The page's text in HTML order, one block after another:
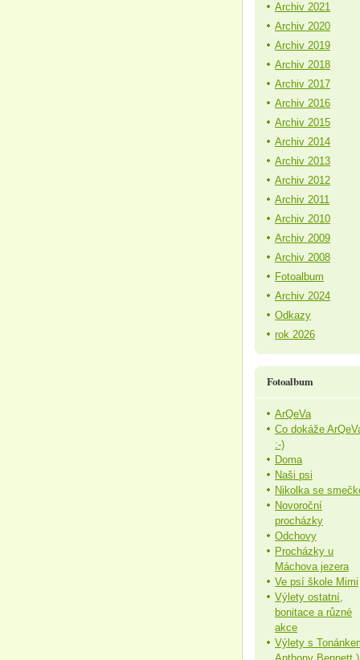
Archiv 2021
Archiv 2020
Archiv 2019
Archiv 2018
Archiv 2017
Archiv 2016
Archiv 2015
Archiv 2014
Archiv 2013
Archiv 2012
Archiv 2011
Archiv 2010
Archiv 2009
Archiv 2008
Fotoalbum
Archiv 2024
Odkazy
rok 2026
Fotoalbum
ArQeVa
Co dokáže
:-)
Doma
Naši psi
Nikolka se
Novoroční
procházky
Odchovy
Procházky u
Máchova jezera
Ve psí škole Mimi
Výlety ostatní,
bonitace a různé
akce
Výlety s